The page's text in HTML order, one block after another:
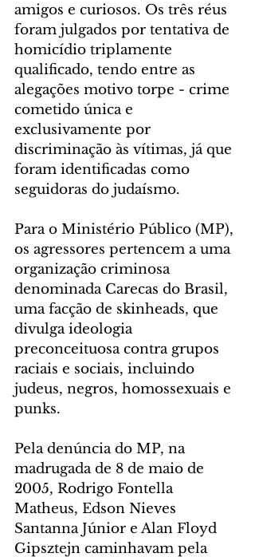
amigos e curiosos. Os três réus
foram julgados por tentativa de
homicídio triplamente
qualificado, tendo entre as
alegações motivo torpe - crime
cometido única e
exclusivamente por
discriminação às vítimas, já que
foram identificadas como
seguidoras do judaísmo.
Para o Ministério Público (MP),
os agressores pertencem a uma
organização criminosa
denominada Carecas do Brasil,
uma facção de skinheads, que
divulga ideologia
preconceituosa contra grupos
raciais e sociais, incluindo
judeus, negros, homossexuais e
punks.
Pela denúncia do MP, na
madrugada de 8 de maio de
2005, Rodrigo Fontella
Matheus, Edson Nieves
Santanna Júnior e Alan Floyd
Gipsztejn caminhavam pela